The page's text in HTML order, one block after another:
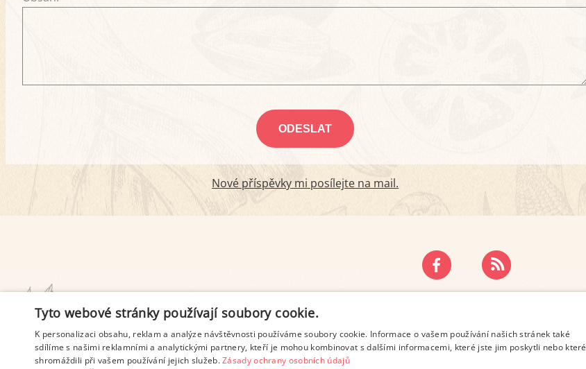
Nové příspěvky mi posílejte na mail.
PODMÍNKY UŽITÍ ZÁSADY OCHRANY OSOBNÍCH ÚDAJŮ
Tyto webové stránky používají soubory cookie.
K personalizaci obsahu, reklam a analýze návštěvnosti používáme soubory cookie. Informace o vašem používání našich stránek také
sdílíme s našimi reklamními a analytickými partnery, kteří je mohou kombinovat s dalšími informacemi, které jste jim poskytli nebo které
shromáždili při vašem používání jejich služeb.Zásady ochrany osobních údajů